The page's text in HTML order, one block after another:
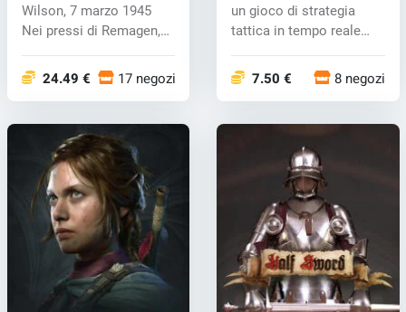
Wilson, 7 marzo 1945
Nei pressi di Remagen,
24.49 € 17 negozi
un gioco di strategia
tattica in tempo reale
7.50 € 8 negozi